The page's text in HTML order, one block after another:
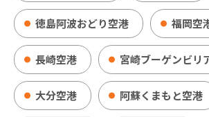
徳島阿波おどり空港 福岡空
長崎空港 宮崎ブーゲンビリ
大分空港 阿蘇くまもと空港